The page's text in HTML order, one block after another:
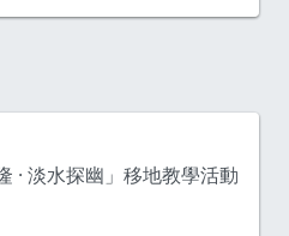
· 淡水探幽」移地教學活動